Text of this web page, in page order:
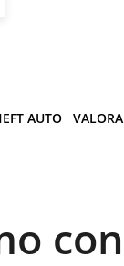
AUTO